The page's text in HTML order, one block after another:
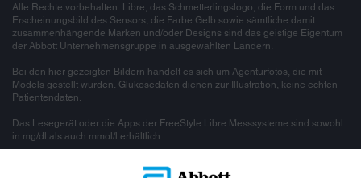
Alle Rechte vorbehalten. Libre, das Schmetterlingslogo, die Form und das
Erscheinungsbild des Sensors, die Farbe Gelb sowie sämtliche damit
zusammenhängende Marken und/oder Designs sind das geistige Eigentum
der Abbott Unternehmensgruppe in ausgewählten Ländern.
Bei den hier gezeigten Bildern handelt es sich um Agenturfotos, die mit
Models gestellt wurden. Glukosedaten dienen zur Illustration, keine echten
Patientendaten.
Das Lesegerät oder die Apps der FreeStyle Libre Messsysteme sind sowohl
in mg/dl als auch mmol/l erhältlich.
Ypsomed AG. CamAPS ist eine eingetragene Marke von CamDiab Ltd.